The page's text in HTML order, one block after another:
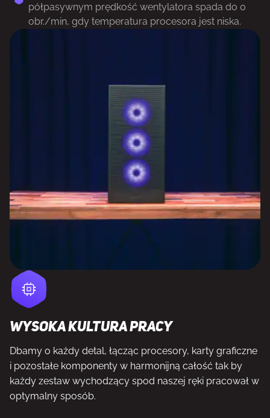
półpasywnym prędkość wentylatora spada do 0
obr./min, gdy temperatura procesora jest niska.
Wysoka kultura pracy
Dbamy o każdy detal, łącząc procesory, karty graficzne
i pozostałe komponenty w harmonijną całość tak by
każdy zestaw wychodzący spod naszej ręki pracował w
optymalny sposób.